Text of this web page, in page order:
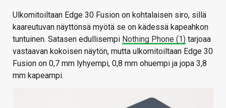
Ulkomitoiltaan Edge 30 Fusion on kohtalaisen siro, sillä
kaareutuvan näyttönsä myötä se on kädessä kapeahkon
tuntuinen. Satasen edullisempi Nothing Phone (1) tarjoaa
vastaavan kokoisen näytön, mutta ulkomitoiltaan Edge 30
Fusion on 0,7 mm lyhyempi, 0,8 mm ohuempi ja jopa 3,8
mm kapeampi.